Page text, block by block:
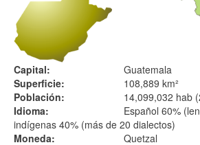
Capital:
Guatemala
Superficie:
108,889 km²
Población:
14,099,032 hab
Idioma:
Español 60%
indígenas 40% (más de 20 dialectos)
Moneda:
Quetzal